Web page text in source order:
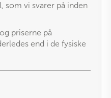
som vi svarer på inden
priserne på
end i de fysiske